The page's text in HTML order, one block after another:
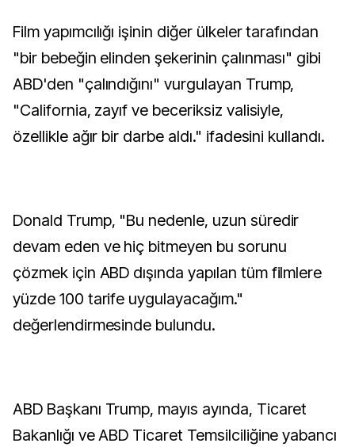
Film yapımcılığı işinin diğer ülkeler tarafından
"bir bebeğin elinden şekerinin çalınması" gibi
ABD'den "çalındığını" vurgulayan Trump,
"California, zayıf ve beceriksiz valisiyle,
özellikle ağır bir darbe aldı." ifadesini kullandı.
Donald Trump, "Bu nedenle, uzun süredir
devam eden ve hiç bitmeyen bu sorunu
çözmek için ABD dışında yapılan tüm filmlere
yüzde 100 tarife uygulayacağım."
değerlendirmesinde bulundu.
ABD Başkanı Trump, mayıs ayında, Ticaret
Bakanlığı ve ABD Ticaret Temsilciliğine yabancı